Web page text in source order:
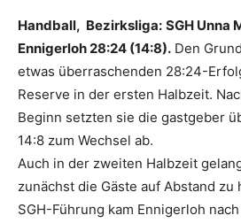
Handball, Bezirksliga: SGH Unna
Ennigerloh 28:24 (14:8). Den
etwas überraschenden 28:24-
Reserve in der ersten Halbzeit.
Beginn setzten sie die gastgeber
14:8 zum Wechsel ab.
Auch in der zweiten Halbzeit
zunächst die Gäste auf Abstand zu
SGH-Führung kam Ennigerloh